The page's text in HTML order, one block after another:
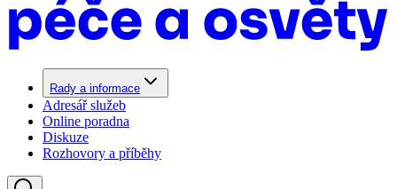
Rady a informace
Adresář služeb
Online poradna
Diskuze
Rozhovory a příběhy